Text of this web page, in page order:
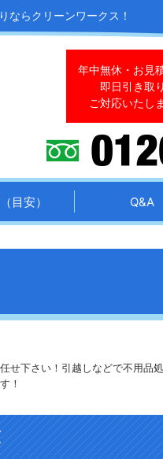
ならクリーンワークス！
年中無休・お見
即日引き取
ご対応いたし
目安） Q&A
せ下さい！引越しなどで不用品
！